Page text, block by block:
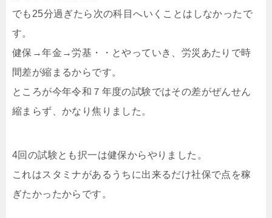
でも25分過ぎたら次の科目へいくことはしなかったで
す。
健保→年金→労基・・とやっていき、労災あたりで時
間差が縮まるからです。
ところが今年令和７年度の試験ではその差がぜんせん
縮まらず、かなり焦りました。
4回の試験とも択一は健保からやりました。
これはスタミナがあるうちに出来るだけ社保で点を稼
ぎたかったからです。